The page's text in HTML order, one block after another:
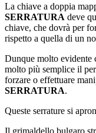
La chiave a doppia
SERRATURA deve
chiave, che dovrà per
rispetto a quella di un
Dunque molto evidente
molto più semplice il
forzare o effettuare
SERRATURA.
Queste serrature si
Il grimaldello bulgaro